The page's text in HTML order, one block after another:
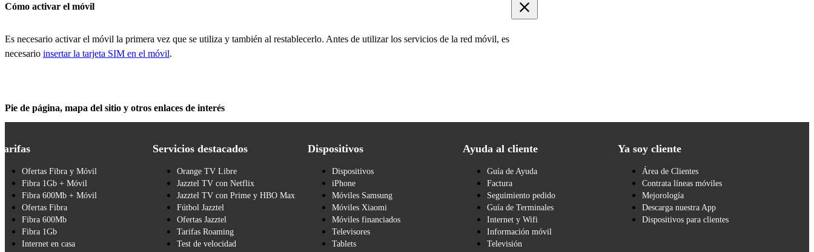
Cómo activar el móvil
Es necesario activar el móvil la primera vez que se utiliza y también al restablecerlo. Antes de utilizar los servicios de la red móvil, es
necesario insertar la tarjeta SIM en el móvil.
Pie de página, mapa del sitio y otros enlaces de interés
Ofertas Fibra y Móvil
Fibra 1Gb + Móvil
Fibra 600Mb + Móvil
Ofertas Fibra
Fibra 600Mb
Fibra 1Gb
Internet en casa
Servicios destacados
Orange TV Libre
Jazztel TV con Netflix
Jazztel TV con Prime y HBO Max
Fútbol Jazztel
Ofertas Jazztel
Tarifas Roaming
Test de velocidad
Dispositivos
Dispositivos
iPhone
Móviles Samsung
Móviles Xiaomi
Móviles financiados
Televisores
Tablets
Ayuda al cliente
Guía de Ayuda
Factura
Seguimiento pedido
Guía de Terminales
Internet y Wifi
Información móvil
Televisión
Ya soy cliente
Área de Clientes
Contrata líneas móviles
Mejorología
Descarga nuestra App
Dispositivos para clientes